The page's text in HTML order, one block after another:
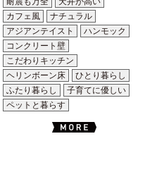
カフェ風
ナチュラル
アジアンテイスト
ハンモック
コンクリート壁
こだわりキッチン
ヘリンボーン床
ひとり暮らし
ふたり暮らし
子育てに優しい
ペットと暮らす